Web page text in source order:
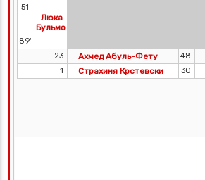
51
Люка
Бульмо
89'
23
Ахмед Абуль-Фету 48
1
Страхиня Крстевски 30